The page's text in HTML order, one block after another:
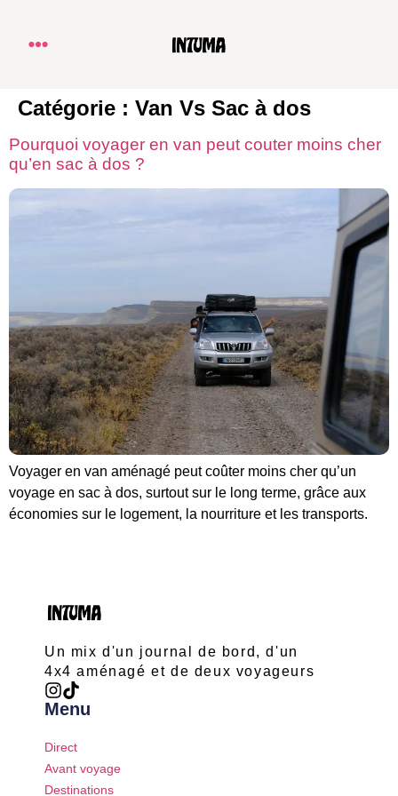
Catégorie : Van Vs Sac à dos
Pourquoi voyager en van peut couter moins cher
qu’en sac à dos ?
Voyager en van aménagé peut coûter moins cher qu’un
voyage en sac à dos, surtout sur le long terme, grâce aux
économies sur le logement, la nourriture et les transports.
Un mix d'un journal de bord, d'un
4x4 aménagé et de deux voyageurs
Menu
Direct
Avant voyage
Destinations